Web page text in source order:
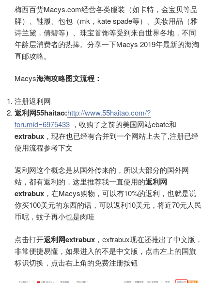
梅西百货Macys.com经营各类服装（如卡特，金宝贝等品
牌）、鞋履、包包（mk，kate spade等）、美妆用品（雅
诗兰黛，倩碧等）、珠宝首饰等受到来自世界各地，不同
年龄层消费者的热捧。分享一下Macys 2019年最新的海淘
直邮攻略。
Macys海淘攻略图文流程：
注册返利网
返利网55haitao:http://www.55haitao.com/?
forumid=6975433 ，收购了之前的美国网站ebate和
extrabux ，现在也已经有合并到一个网站上去了,注册已经
使用流程参考下文
返利网这个概念是从国外传来的，所以大部分的国外网
站，都有返利的，这里推荐我一直使用的返利网
extrabux ，在Macys购物，可以有10%的返利，也就是说
你买100美元的东西的话，可以返利10美元，将近70元人民
币呢，蚊子再小也是肉哇
点击打开返利网extrabux ，extrabux现在还推出了中文版，
非常便捷易懂，如果进入的不是中文版，点击左上的国旗
标识切换，点击右上角的免费注册按钮